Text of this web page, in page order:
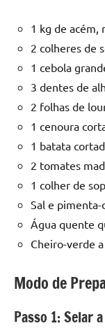
1 kg de acém,
2 colheres de
1 cebola
3 dentes de
2 folhas de
1 cenoura
1 batata
2 tomates
1 colher de
Sal e
Água quente
Cheiro-verde
Modo de
Passo 1: Selar